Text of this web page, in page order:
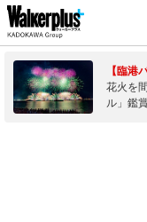
【臨港
花火を
ル」鑑